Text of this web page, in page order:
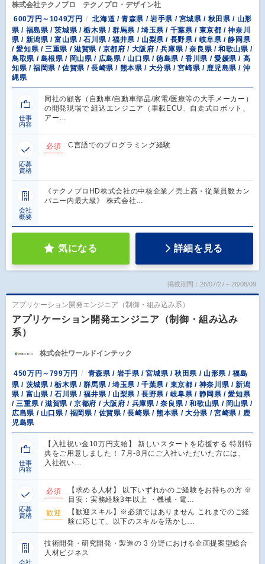
株式会社テクノプロ テクノプロ・デザイン社
600万円～1049万円
北海道 / 青森県 / 岩手県 / 宮城県 / 秋田県 / 山形
県 / 福島県 / 茨城県 / 栃木県 / 群馬県 / 埼玉県 / 千葉県 / 東京都 / 神奈川
県 / 新潟県 / 富山県 / 石川県 / 福井県 / 山梨県 / 長野県 / 岐阜県 / 静岡県
/ 愛知県 / 三重県 / 滋賀県 / 京都府 / 大阪府 / 兵庫県 / 奈良県 / 和歌山県 /
鳥取県 / 島根県 / 岡山県 / 広島県 / 山口県 / 徳島県 / 香川県 / 愛媛県 / 高
知県 / 福岡県 / 佐賀県 / 長崎県 / 熊本県 / 大分県 / 宮崎県 / 鹿児島県 / 沖
縄県
仕事
内容
同社の顧客（自動車/自動車部品/家電/医療等の大手メーカー）
の開発現場で 組込エンジニア（車載ECU、自走式ロボット、
アー…
応募
資格
必須 C言語でのプログラミング経験
会社
概要
《テクノプロHD株式会社の中核企業／売上高・従業員数カン
パニー内最大級》 株式会社…
気になる 詳細を見る
掲載期間：26/07/27～26/08/09
アプリケーション開発エンジニア（制御・組み込み系）
アプリケーション開発エンジニア（制御・組み込み
系）
株式会社ワールドインテック
450万円～799万円
青森県 / 岩手県 / 宮城県 / 秋田県 / 山形県 / 福島
県 / 茨城県 / 栃木県 / 群馬県 / 埼玉県 / 千葉県 / 東京都 / 神奈川県 / 新潟
県 / 富山県 / 石川県 / 福井県 / 山梨県 / 長野県 / 岐阜県 / 静岡県 / 愛知県
/ 三重県 / 滋賀県 / 京都府 / 大阪府 / 兵庫県 / 奈良県 / 和歌山県 / 岡山県 /
広島県 / 山口県 / 福岡県 / 佐賀県 / 長崎県 / 熊本県 / 大分県 / 宮崎県 / 鹿
児島県
仕事
内容
【入社祝い金10万円支給】 新しいスタートを応援する 特別特
典をご用意しました！ 7月-8月にご入社いただいた方には、
入社祝い…
応募
資格
必須
【求める人材】 以下いずれかのご経験をお持ちの方 ※
目安：実務経験3年以上 ・機械・電…
歓迎
【歓迎スキル】※必須ではありません これまでのご経
験に応じて、以下のスキルを活かし…
会社
技術開発・研究開発・製造の 3 分野における企画提案型総合
人材ビジネス